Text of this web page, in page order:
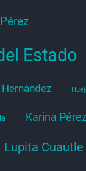
Estado
Karina
Lupita Cuautle